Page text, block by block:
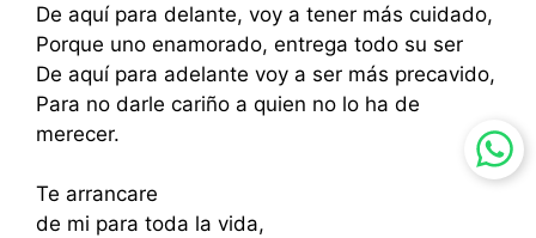
De aquí para delante, voy a tener más cuidado,
Porque uno enamorado, entrega todo su ser
De aquí para adelante voy a ser más precavido,
Para no darle cariño a quien no lo ha de
merecer.
Te arrancare
de mi para toda la vida,